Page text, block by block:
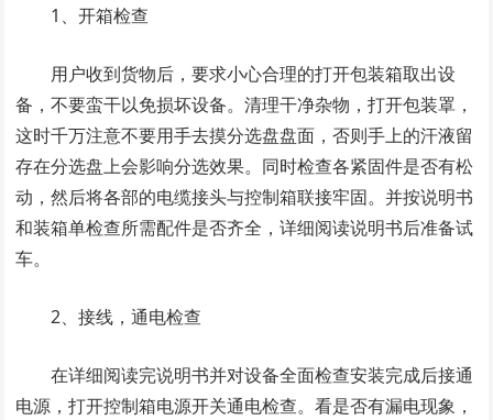
1、开箱检查
用户收到货物后，要求小心合理的打开包装箱取出设
备，不要蛮干以免损坏设备。清理干净杂物，打开包装罩，
这时千万注意不要用手去摸分选盘盘面，否则手上的汗液留
存在分选盘上会影响分选效果。同时检查各紧固件是否有松
动，然后将各部的电缆接头与控制箱联接牢固。并按说明书
和装箱单检查所需配件是否齐全，详细阅读说明书后准备试
车。
2、接线，通电检查
在详细阅读完说明书并对设备全面检查安装完成后接通
电源，打开控制箱电源开关通电检查。看是否有漏电现象，